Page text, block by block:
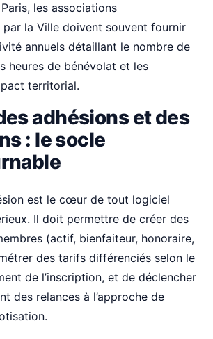
les associations
par la Ville doivent souvent fournir
annuels détaillant le nombre de
heures de bénévolat et les
territorial.
adhésions et des
: le socle
est le cœur de tout logiciel
Il doit permettre de créer des
(actif, bienfaiteur, honoraire,
des tarifs différenciés selon le
de l’inscription, et de déclencher
des relances à l’approche de